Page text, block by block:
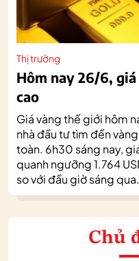
Thị trường
Hôm nay 26/6,
cao
Giá vàng thế giới hôm
nhà đầu tư tìm đến
toàn. 6h30 sáng nay,
quanh ngưỡng 1.764
so với đầu giờ sáng qua.
Chủ